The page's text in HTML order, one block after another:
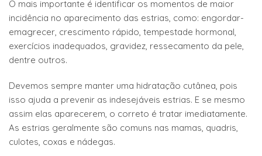
O mais importante é identificar os momentos de maior
incidência no aparecimento das estrias, como: engordar-
emagrecer, crescimento rápido, tempestade hormonal,
exercícios inadequados, gravidez, ressecamento da pele,
dentre outros.
Devemos sempre manter uma hidratação cutânea, pois
isso ajuda a prevenir as indesejáveis estrias. E se mesmo
assim elas aparecerem, o correto é tratar imediatamente.
As estrias geralmente são comuns nas mamas, quadris,
culotes, coxas e nádegas.